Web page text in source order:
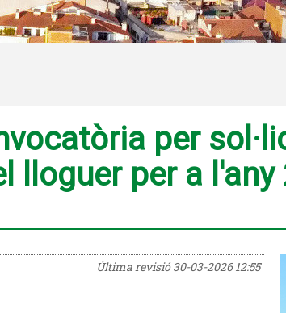
per
lloguer per a
Última revisió30-03-2026 12:55